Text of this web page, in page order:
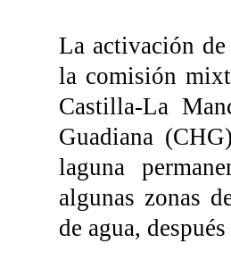
La activación
la comisión
Castilla-La
Guadiana
laguna
algunas zonas
de agua,